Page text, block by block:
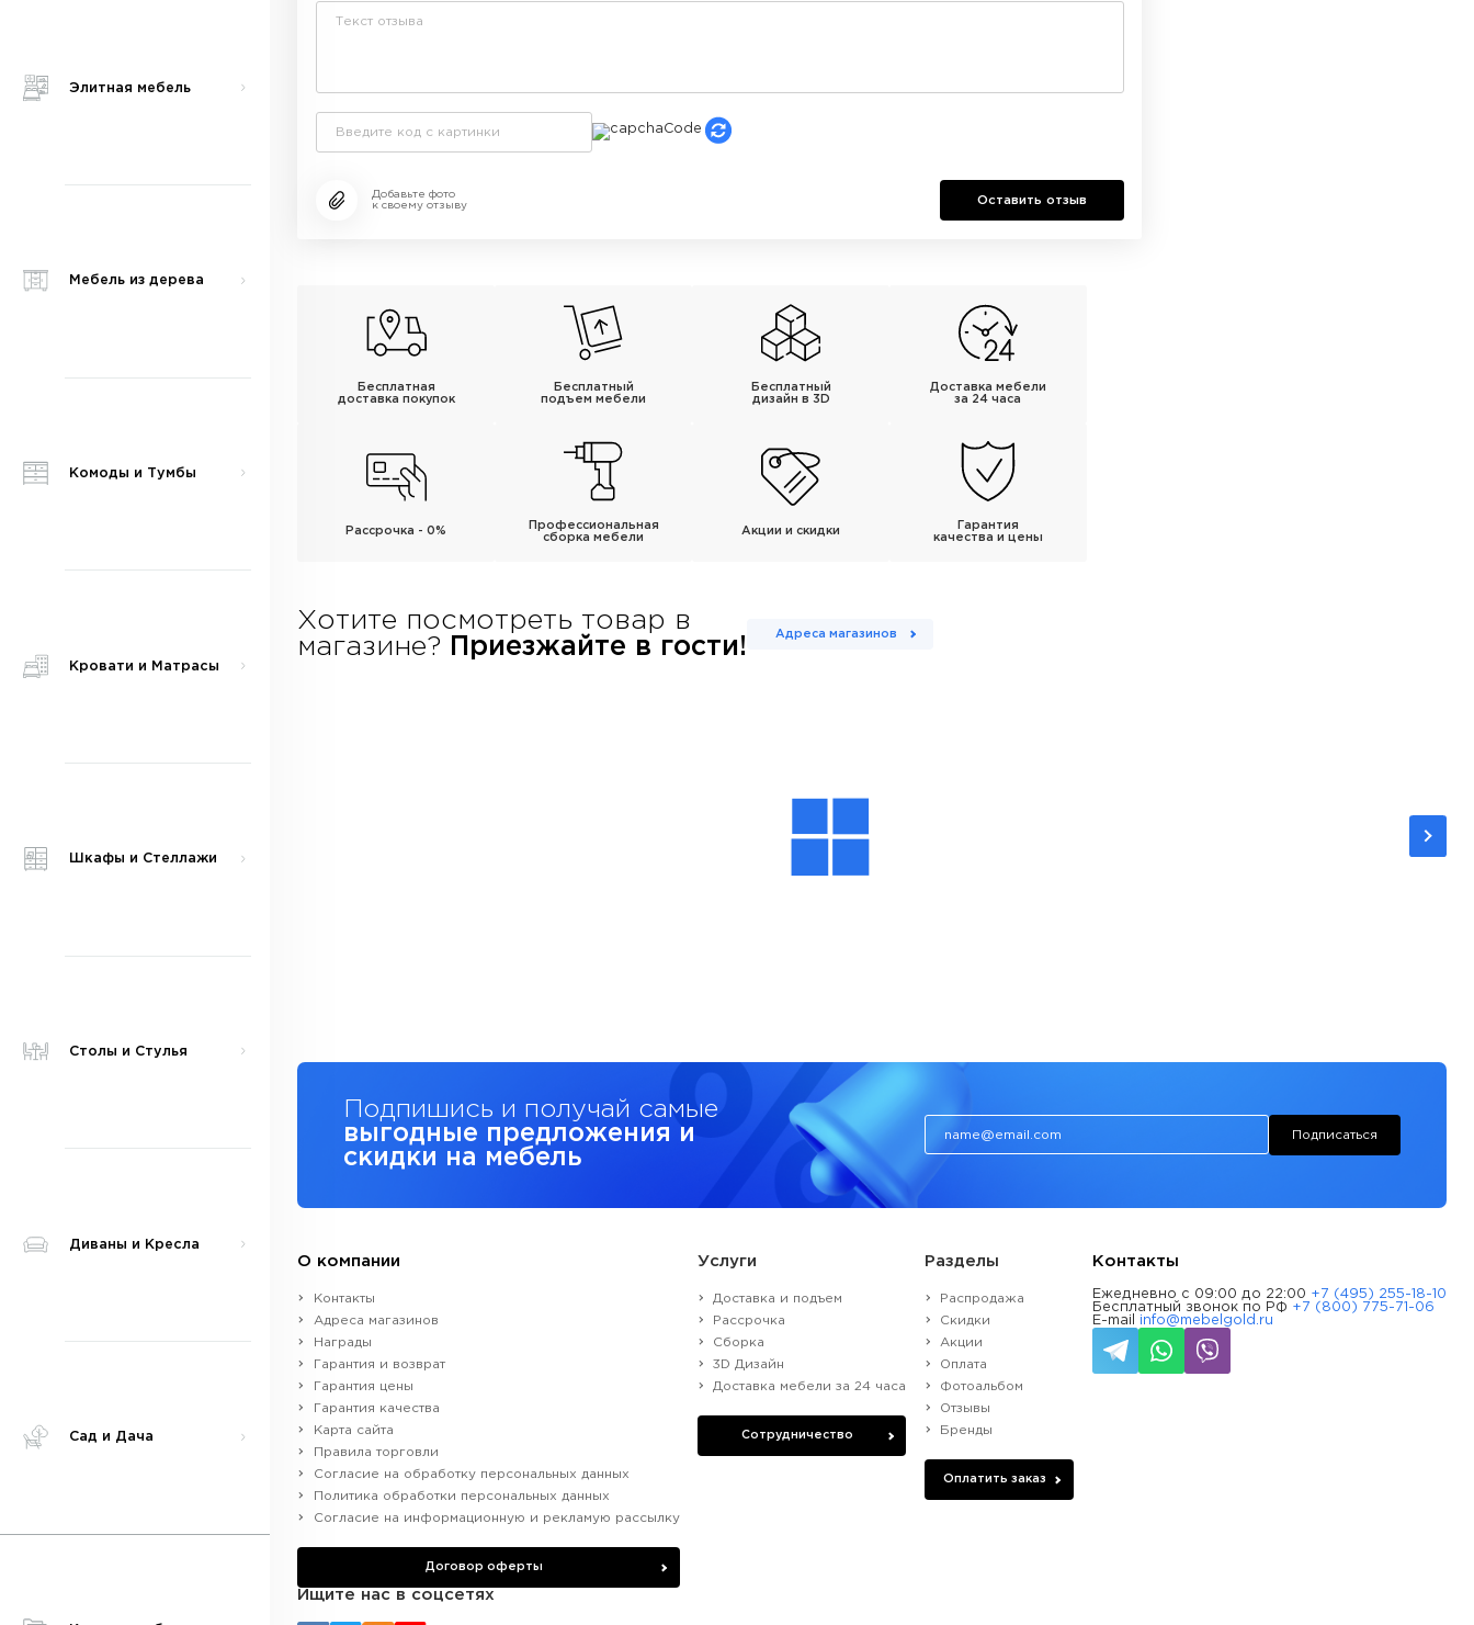
Элитная мебель
Мебель из дерева
Комоды и Тумбы
Кровати и Матрасы
Шкафы и Стеллажи
Столы и Стулья
Диваны и Кресла
Сад и Дача
Добавьте фото
к своему отзыву
Оставить отзыв
Бесплатная
доставка покупок
Бесплатный
подъем мебели
Бесплатный
дизайн в 3D
Доставка мебели
за 24 часа
Рассрочка - 0%
Профессиональная
сборка мебели
Акции и скидки
Гарантия
качества и цены
Хотите посмотреть товар в
магазине? Приезжайте в гости!
Адреса магазинов
Подпишись и получай самые
выгодные предложения и
скидки на мебель
Подписаться
О компании
Контакты
Адреса магазинов
Награды
Гарантия и возврат
Гарантия цены
Гарантия качества
Карта сайта
Правила торговли
Согласие на обработку персональных данных
Политика обработки персональных данных
Согласие на информационную и рекламую рассылку
Договор оферты
Услуги
Доставка и подъем
Рассрочка
Сборка
3D Дизайн
Доставка мебели за 24 часа
Сотрудничество
Разделы
Распродажа
Скидки
Акции
Оплата
Фотоальбом
Отзывы
Бренды
Оплатить заказ
Контакты
Ежедневно с 09:00 до 22:00 +7 (495) 255-18-10
Бесплатный звонок по РФ +7 (800) 775-71-06
E-mail
info@mebelgold.ru
Ищите нас в соцсетях